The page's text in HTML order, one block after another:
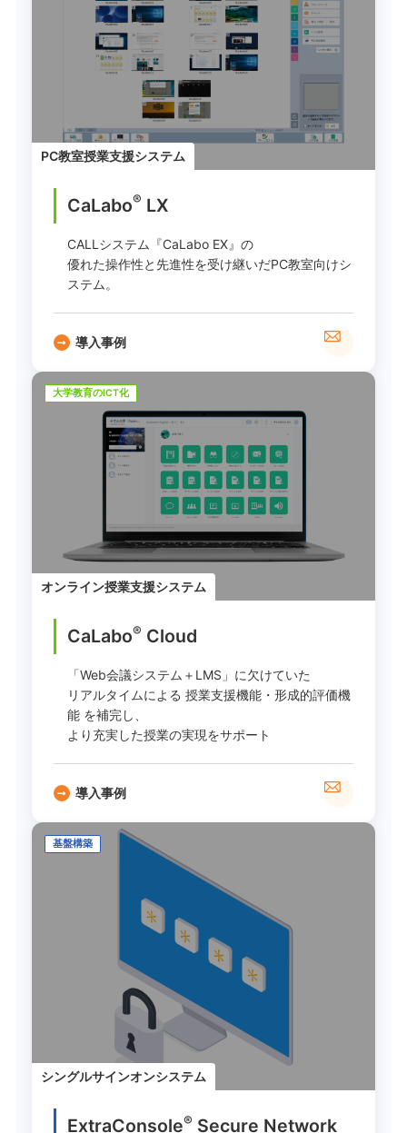
PC教室授業支援システム
CaLabo® LX
CALLシステム『CaLabo EX』の
優れた操作性と先進性を受け継いだPC教室向けシ
ステム。
導入事例
大学教育のICT化
オンライン授業支援システム
CaLabo® ︎ Cloud
「Web会議システム＋LMS」に欠けていた
リアルタイムによる 授業支援機能・形成的評価機
能 を補完し、
より充実した授業の実現をサポート
導入事例
基盤構築
シングルサインオンシステム
ExtraConsole® Secure Network